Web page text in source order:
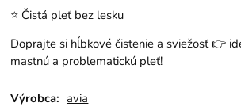
⭐ Čistá pleť bez lesku
Doprajte si hĺbkové čistenie a sviežosť 👉
mastnú a problematickú pleť!
Výrobca: avia